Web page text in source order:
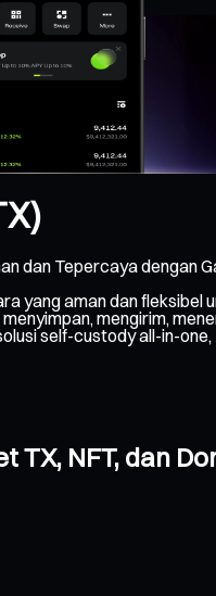
dan Tepercaya dengan
yang aman dan fleksibel
mengirim,
self-custody all-in-
TX, NFT, dan